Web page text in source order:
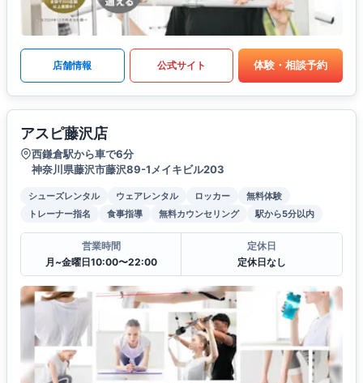
店舗情報 公式サイト 体験・相談予約
アスピ藤沢店
西鎌倉駅から車で6分
神奈川県藤沢市藤沢89-1メイキビル203
シューズレンタル ウェアレンタル ロッカー
無料体験
トレーナー指名
食事指導 無料カウンセリング 駅から5分以内
営業時間
月~金曜日10:00〜22:00
定休日
定休日なし